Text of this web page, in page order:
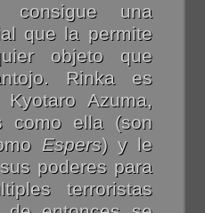
una
que la permite
objeto que
Rinka es
Azuma,
como ella (son
Espers) y le
poderes para
terroristas